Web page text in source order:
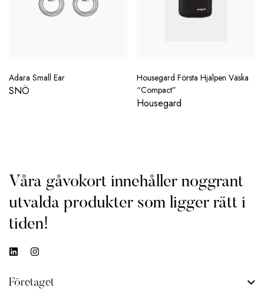
Adara Small Ear
SNÖ
Housegard Första Hjälpen Väska
“Compact”
Housegard
Våra gåvokort innehåller noggrant
utvalda produkter som ligger rätt i
tiden!
Företaget